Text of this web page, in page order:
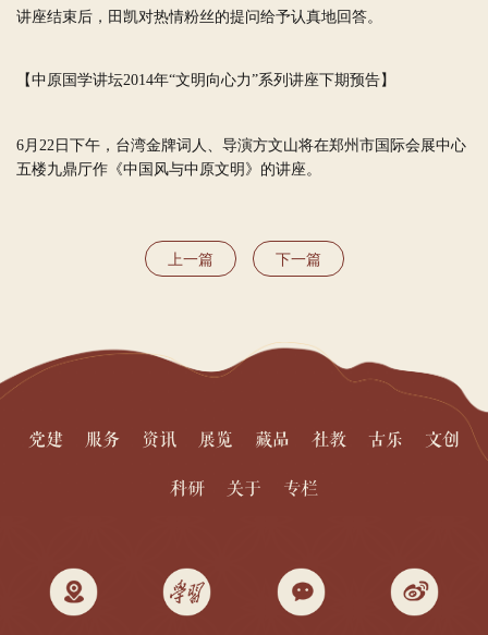
讲座结束后，田凯对热情粉丝的提问给予认真地回答。
【中原国学讲坛2014年“文明向心力”系列讲座下期预告】
6月22日下午，台湾金牌词人、导演方文山将在郑州市国际会展中心
五楼九鼎厅作《中国风与中原文明》的讲座。
上一篇 下一篇
党建 服务 资讯 展览 藏品 社教 古乐 文创
科研 关于 专栏